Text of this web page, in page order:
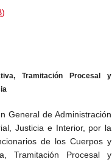
)
Tramitación Procesal y
General de Administración
Justicia e Interior, por la
de los Cuerpos y
Tramitación Procesal y